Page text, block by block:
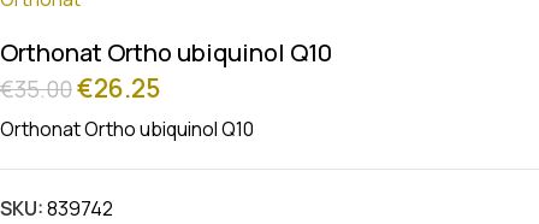
Orthonat Ortho ubiquinol Q10
€35.00€26.25
Orthonat Ortho ubiquinol Q10
SKU:839742